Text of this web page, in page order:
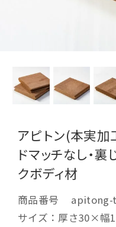
アピトン(本実
ドマッチなし・裏
クボディ材
商品番号
apitong-
サイズ：厚さ30×幅